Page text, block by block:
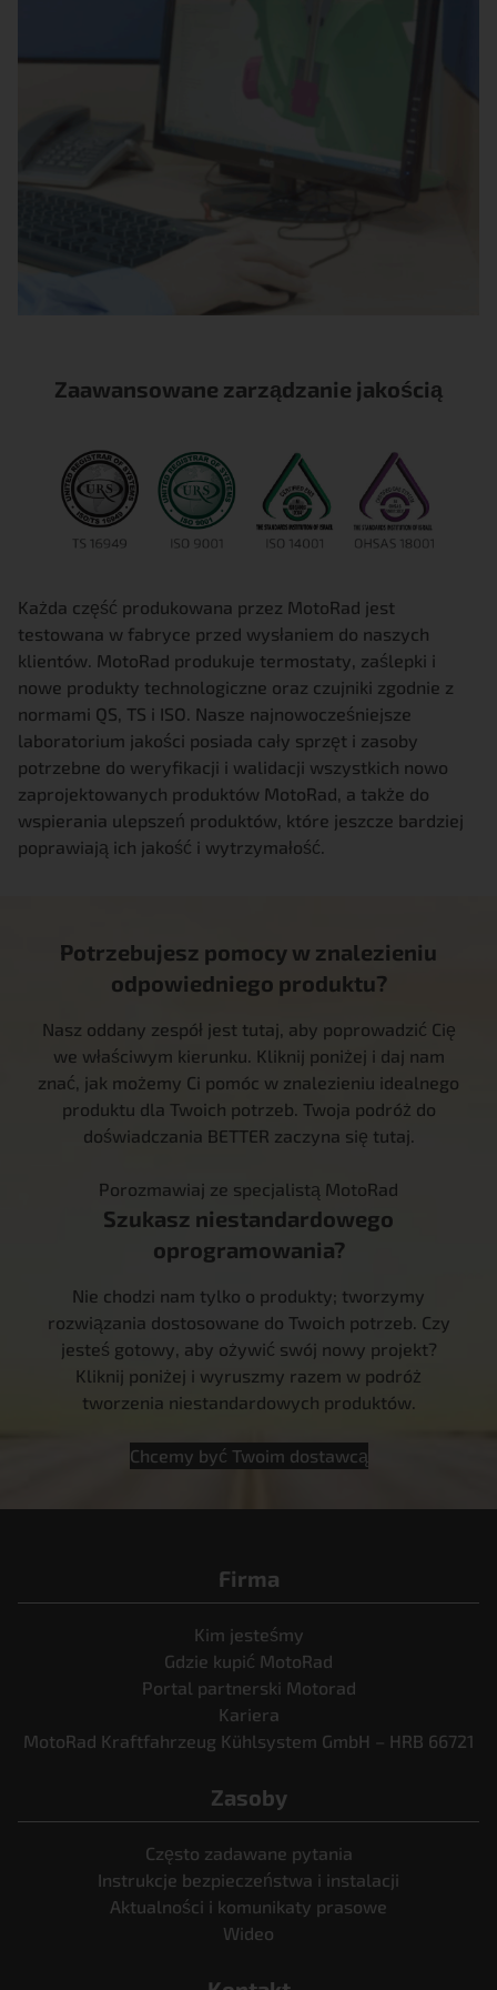
Zaawansowane zarządzanie jakością
Każda część produkowana przez MotoRad jest
testowana w fabryce przed wysłaniem do naszych
klientów. MotoRad produkuje termostaty, zaślepki i
nowe produkty technologiczne oraz czujniki zgodnie z
normami QS, TS i ISO. Nasze najnowocześniejsze
laboratorium jakości posiada cały sprzęt i zasoby
potrzebne do weryfikacji i walidacji wszystkich nowo
zaprojektowanych produktów MotoRad, a także do
wspierania ulepszeń produktów, które jeszcze bardziej
poprawiają ich jakość i wytrzymałość.
Potrzebujesz pomocy w znalezieniu
odpowiedniego produktu?
Nasz oddany zespół jest tutaj, aby poprowadzić Cię
we właściwym kierunku. Kliknij poniżej i daj nam
znać, jak możemy Ci pomóc w znalezieniu idealnego
produktu dla Twoich potrzeb. Twoja podróż do
doświadczania BETTER zaczyna się tutaj.
Porozmawiaj ze specjalistą MotoRad
Szukasz niestandardowego
oprogramowania?
Nie chodzi nam tylko o produkty; tworzymy
rozwiązania dostosowane do Twoich potrzeb. Czy
jesteś gotowy, aby ożywić swój nowy projekt?
Kliknij poniżej i wyruszmy razem w podróż
tworzenia niestandardowych produktów.
Chcemy być Twoim dostawcą
Firma
Kim jesteśmy
Gdzie kupić MotoRad
Portal partnerski Motorad
Kariera
MotoRad Kraftfahrzeug Kühlsystem GmbH – HRB 66721
Zasoby
Często zadawane pytania
Instrukcje bezpieczeństwa i instalacji
Aktualności i komunikaty prasowe
Wideo